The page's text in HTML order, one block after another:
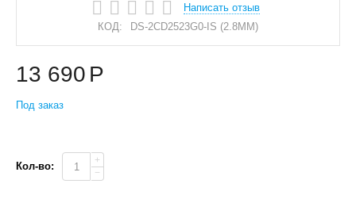
Написать отзыв
КОД:
DS-2CD2523G0-IS (2.8MM)
13 690 Р
Под заказ
Кол-во:
+
−